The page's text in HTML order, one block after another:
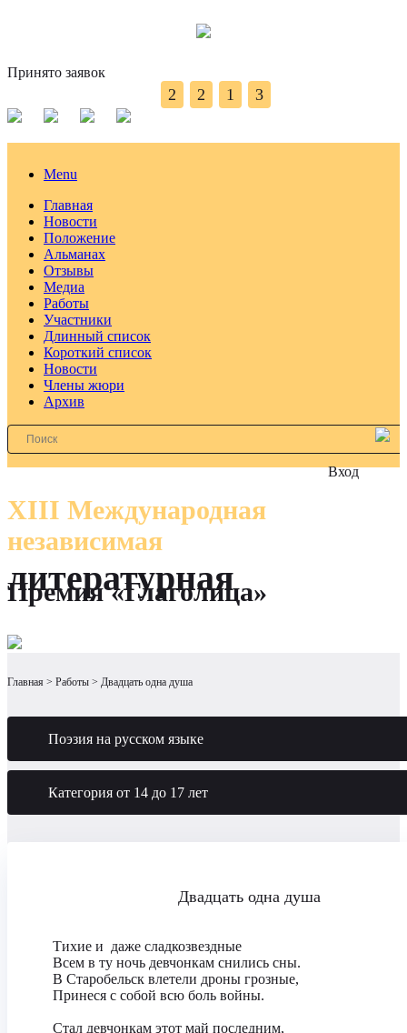
Принято заявок
2 2 1 3
Menu
Главная
Новости
Положение
Альманах
Отзывы
Медиа
Работы
Участники
Длинный список
Короткий список
Новости
Члены жюри
Архив
Вход
XIII Международная
независимая
литературная
Премия «Глаголица»
Главная Работы Двадцать одна душа
Поэзия на русском языке
Категория от 14 до 17 лет
Двадцать одна душа
Тихие и даже сладкозвездные
Всем в ту ночь девчонкам снились сны.
В Старобельск влетели дроны грозные,
Принеся с собой всю боль войны.
Стал девчонкам этот май последним,